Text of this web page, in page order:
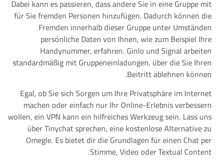
Dabei kann es passieren, dass andere Sie in eine Gruppe mit
für Sie fremden Personen hinzufügen. Dadurch können die
Fremden innerhalb dieser Gruppe unter Umständen
persönliche Daten von Ihnen, wie zum Beispiel Ihre
Handynummer, erfahren. Ginlo und Signal arbeiten
standardmäßig mit Gruppeneinladungen, über die Sie Ihren
Beitritt ablehnen können.
Egal, ob Sie sich Sorgen um Ihre Privatsphäre im Internet
machen oder einfach nur Ihr Online-Erlebnis verbessern
wollen, ein VPN kann ein hilfreiches Werkzeug sein. Lass uns
über Tinychat sprechen, eine kostenlose Alternative zu
Omegle. Es bietet dir die Grundlagen für einen Chat per
Stimme, Video oder Textual Content.